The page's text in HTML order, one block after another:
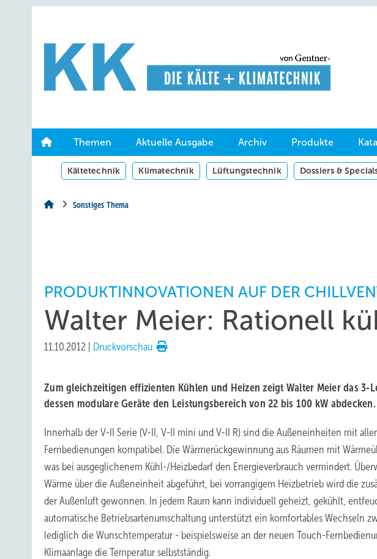
Hauptinhalt
Hauptmenü
Themen Aktuelle Ausgabe Archiv Produkte
Kältetechnik Klimatechnik Lüftungstechnik Dossiers &
Sonstiges Thema
PRODUKTINNOVATIONEN AUF DER
Walter Meier: Rationell
11.10.2012 Druckvorschau
Zum gleichzeitigen effizienten Kühlen und Heizen zeigt Walter Meier das 3-
dessen modulare Geräte den Leistungsbereich von 22 bis 100 kW abdecken.
Innerhalb der V-II Serie (V-II, V-II mini und V-II R) sind die Außeneinheiten mit
Fernbedienungen kompatibel. Die Wärmerückgewinnung aus Räumen mit
was bei ausgeglichenem Kühl-/Heizbedarf den Energieverbrauch vermindert.
Wärme über die Außeneinheit abgeführt, bei vorrangigem Heizbetrieb wird die
der Außenluft gewonnen. In jedem Raum kann individuell geheizt, gekühlt,
automatische Betriebsartenumschaltung unterstützt ein komfortables Wechseln
lediglich die Wunschtemperatur - beispielsweise an der neuen Touch-
Klimaanlage die Temperatur selbstständig.